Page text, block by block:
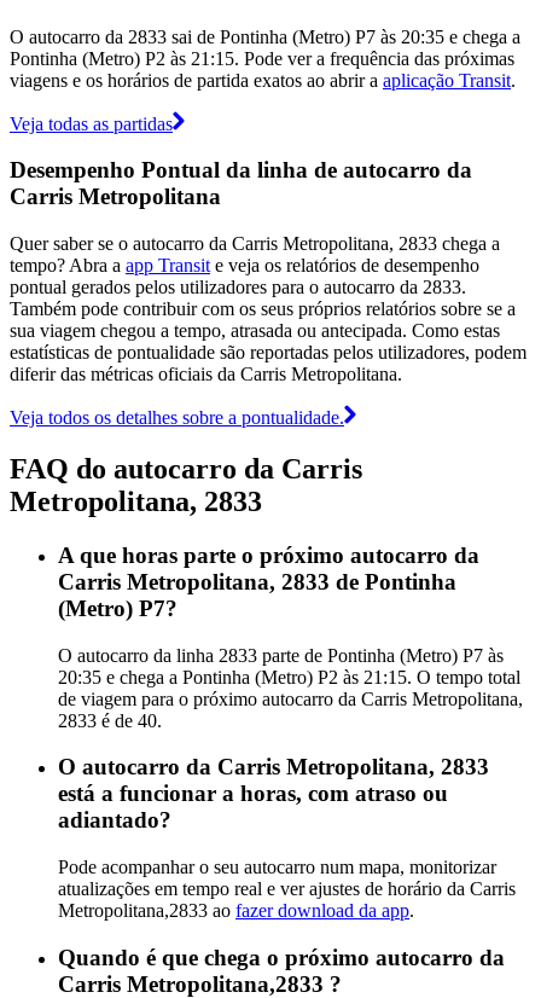
O autocarro da 2833 sai de Pontinha (Metro) P7 às 20:35 e chega a
Pontinha (Metro) P2 às 21:15. Pode ver a frequência das próximas
viagens e os horários de partida exatos ao abrir a aplicação Transit.
Veja todas as partidas
Desempenho Pontual da linha de autocarro da
Carris Metropolitana
Quer saber se o autocarro da Carris Metropolitana, 2833 chega a
tempo? Abra a app Transit e veja os relatórios de desempenho
pontual gerados pelos utilizadores para o autocarro da 2833.
Também pode contribuir com os seus próprios relatórios sobre se a
sua viagem chegou a tempo, atrasada ou antecipada. Como estas
estatísticas de pontualidade são reportadas pelos utilizadores, podem
diferir das métricas oficiais da Carris Metropolitana.
Veja todos os detalhes sobre a pontualidade.
FAQ do autocarro da Carris
Metropolitana, 2833
A que horas parte o próximo autocarro da
Carris Metropolitana, 2833 de Pontinha
(Metro) P7?
O autocarro da linha 2833 parte de Pontinha (Metro) P7 às
20:35 e chega a Pontinha (Metro) P2 às 21:15. O tempo total
de viagem para o próximo autocarro da Carris Metropolitana,
2833 é de 40.
O autocarro da Carris Metropolitana, 2833
está a funcionar a horas, com atraso ou
adiantado?
Pode acompanhar o seu autocarro num mapa, monitorizar
atualizações em tempo real e ver ajustes de horário da Carris
Metropolitana,2833 ao fazer download da app.
Quando é que chega o próximo autocarro da
Carris Metropolitana,2833 ?